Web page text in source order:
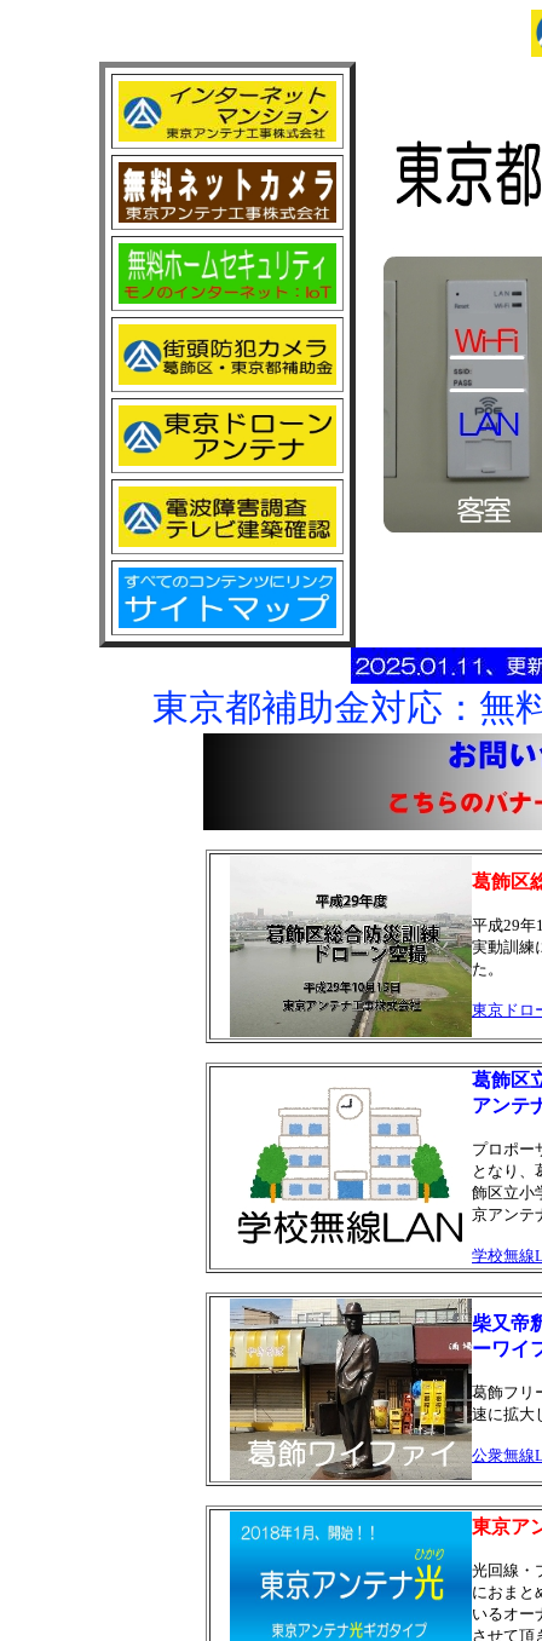
東京都補助金対応：無
葛飾区
平成29年
実動訓練
た。
東京ドロ
葛飾区
アンテ
プロポー
となり、
飾区立小
京アンテ
学校無線
柴又帝
ーワイ
葛飾フリ
速に拡大
公衆無線
東京ア
光回線・
におまと
いるオー
させて頂